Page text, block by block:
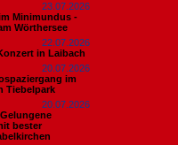
23.07.2026
Minimundus -
Wörthersee
22.07.2026
in Laibach
20.07.2026
im
Tiebelpark
20.07.2026
bester